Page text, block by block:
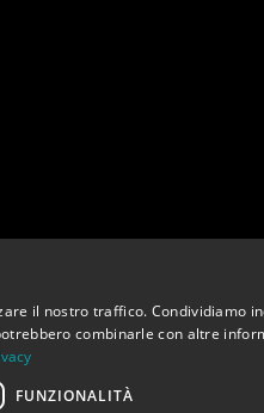
il nostro traffico. Condividiamo
combinarle con altre
FUNZIONALITÀ